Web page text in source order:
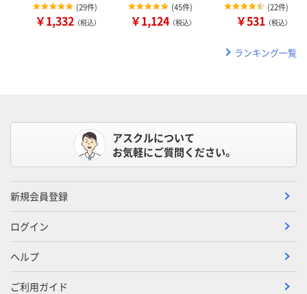
(29件)
￥1,332 （税込）
(45件)
￥1,124 （税込）
(22件)
￥531 （税込）
ランキング一覧
アスクルについて
お気軽にご質問ください。
新規会員登録
ログイン
ヘルプ
ご利用ガイド